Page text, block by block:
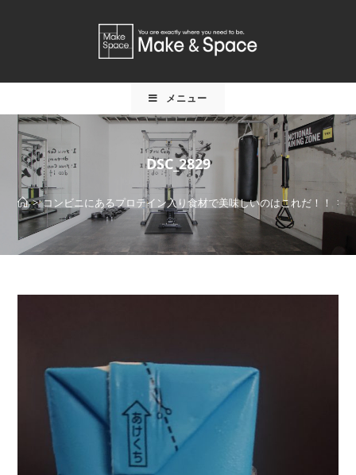
メニュー
DSC_2829
> コンビニにあるプロテイン入り食材で美味しいのはこれだ！！ >